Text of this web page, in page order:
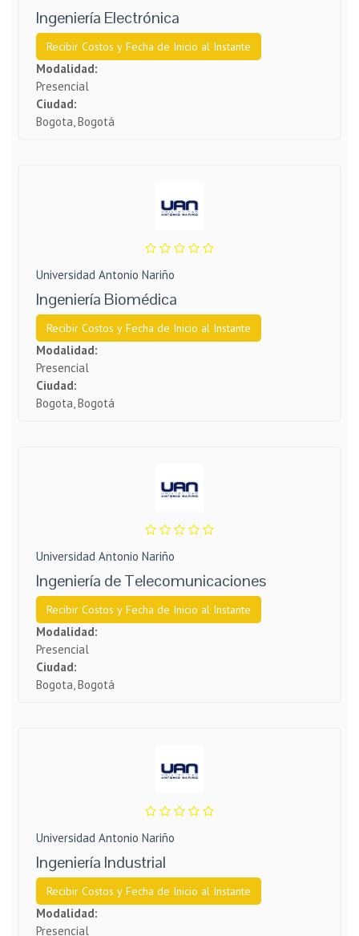
Ingeniería Electrónica
Recibir Costos y Fecha de Inicio al Instante
Modalidad:
Presencial
Ciudad:
Bogota, Bogotá
Universidad Antonio Nariño
Ingeniería Biomédica
Recibir Costos y Fecha de Inicio al Instante
Modalidad:
Presencial
Ciudad:
Bogota, Bogotá
Universidad Antonio Nariño
Ingeniería de Telecomunicaciones
Recibir Costos y Fecha de Inicio al Instante
Modalidad:
Presencial
Ciudad:
Bogota, Bogotá
Universidad Antonio Nariño
Ingeniería Industrial
Recibir Costos y Fecha de Inicio al Instante
Modalidad:
Presencial